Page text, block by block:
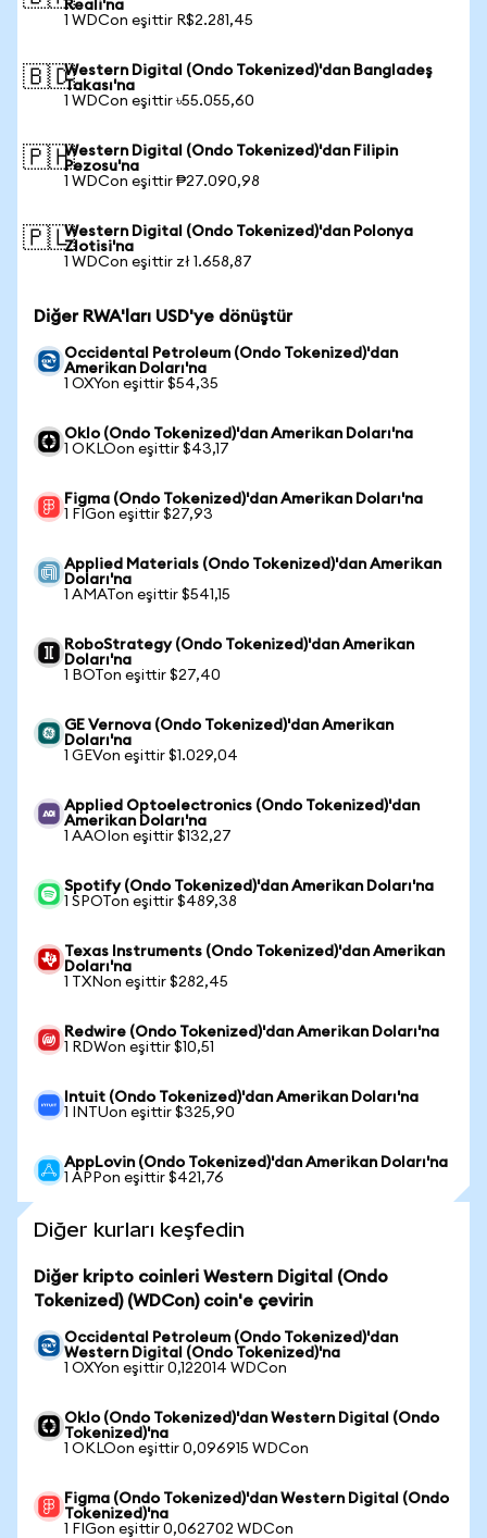
Reali'na
1 WDCon eşittir R$2.281,45
🇧🇩Western Digital (Ondo Tokenized)'dan Bangladeş
Takası'na
1 WDCon eşittir ৳55.055,60
🇵🇭Western Digital (Ondo Tokenized)'dan Filipin
Pezosu'na
1 WDCon eşittir ₱27.090,98
🇵🇱Western Digital (Ondo Tokenized)'dan Polonya
Zlotisi'na
1 WDCon eşittir zł 1.658,87
Diğer RWA'ları USD'ye dönüştür
Occidental Petroleum (Ondo Tokenized)'dan
Amerikan Doları'na
1 OXYon eşittir $54,35
Oklo (Ondo Tokenized)'dan Amerikan Doları'na
1 OKLOon eşittir $43,17
Figma (Ondo Tokenized)'dan Amerikan Doları'na
1 FIGon eşittir $27,93
Applied Materials (Ondo Tokenized)'dan Amerikan
Doları'na
1 AMATon eşittir $541,15
RoboStrategy (Ondo Tokenized)'dan Amerikan
Doları'na
1 BOTon eşittir $27,40
GE Vernova (Ondo Tokenized)'dan Amerikan
Doları'na
1 GEVon eşittir $1.029,04
Applied Optoelectronics (Ondo Tokenized)'dan
Amerikan Doları'na
1 AAOIon eşittir $132,27
Spotify (Ondo Tokenized)'dan Amerikan Doları'na
1 SPOTon eşittir $489,38
Texas Instruments (Ondo Tokenized)'dan Amerikan
Doları'na
1 TXNon eşittir $282,45
Redwire (Ondo Tokenized)'dan Amerikan Doları'na
1 RDWon eşittir $10,51
Intuit (Ondo Tokenized)'dan Amerikan Doları'na
1 INTUon eşittir $325,90
AppLovin (Ondo Tokenized)'dan Amerikan Doları'na
1 APPon eşittir $421,76
Diğer kurları keşfedin
Diğer kripto coinleri Western Digital (Ondo
Tokenized) (WDCon) coin'e çevirin
Occidental Petroleum (Ondo Tokenized)'dan
Western Digital (Ondo Tokenized)'na
1 OXYon eşittir 0,122014 WDCon
Oklo (Ondo Tokenized)'dan Western Digital (Ondo
Tokenized)'na
1 OKLOon eşittir 0,096915 WDCon
Figma (Ondo Tokenized)'dan Western Digital (Ondo
Tokenized)'na
1 FIGon eşittir 0,062702 WDCon